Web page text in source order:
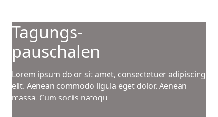
Tagungs-
pauschalen
Lorem ipsum dolor sit amet, consectetuer adipiscing
elit. Aenean commodo ligula eget dolor. Aenean
massa. Cum sociis natoqu